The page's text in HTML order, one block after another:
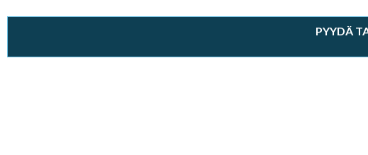
PYYDÄ